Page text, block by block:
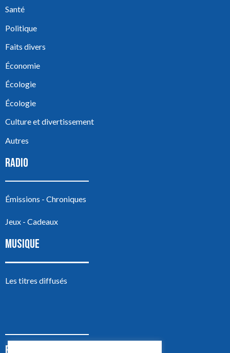
Santé
Politique
Faits divers
Économie
Écologie
Écologie
Culture et divertissement
Autres
RADIO
Émissions - Chroniques
Jeux - Cadeaux
MUSIQUE
Les titres diffusés